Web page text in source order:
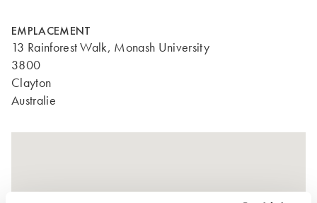
EMPLACEMENT
13 Rainforest Walk, Monash University
3800
Clayton
Australie